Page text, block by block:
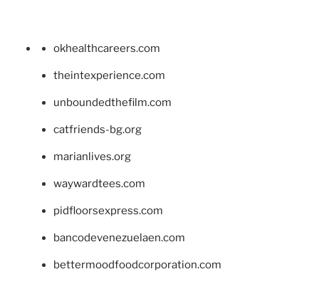
okhealthcareers.com
theintexperience.com
unboundedthefilm.com
catfriends-bg.org
marianlives.org
waywardtees.com
pidfloorsexpress.com
bancodevenezuelaen.com
bettermoodfoodcorporation.com